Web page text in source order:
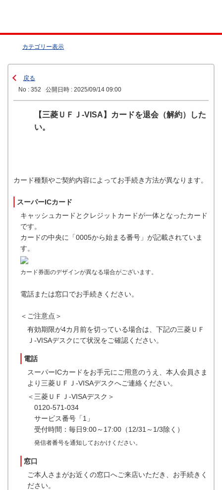
カテゴリー表示
戻る
No : 352
公開日時 : 2025/09/14 09:00
【三菱ＵＦＪ-VISA】カードを退会（解約）した
い。
カード種類やご契約内容によってお手続き方法が異なります。
スーパーICカード
キャッシュカードとクレジットカードが一体となったカード
です。
カードの中央に「0005から始まる番号」が記載されていま
す。
カード券面のデザインが異なる場合がございます。
電話または窓口でお手続きください。
＜ご注意点＞
有効期限が4カ月前を切っている場合は、下記の三菱ＵＦ
Ｊ-VISAデスクにて状況をご確認ください。
電話
スーパーICカードをお手元にご用意のうえ、本人会員さま
より三菱ＵＦＪ-VISAデスクへご連絡ください。
＜三菱ＵＦＪ-VISAデスク＞
0120-571-034
サービス番号「1」
受付時間：毎日9:00～17:00（12/31～1/3除く）
発信者番号を通知しておかけください。
窓口
ご本人さまがお近くの窓口へご来店いただき、お手続きく
ださい。